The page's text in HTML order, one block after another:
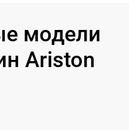
модели
Ariston